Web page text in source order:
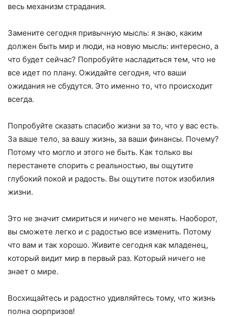
весь механизм страдания.
Замените сегодня привычную мысль: я знаю, каким
должен быть мир и люди, на новую мысль: интересно, а
что будет сейчас? Попробуйте насладиться тем, что не
все идет по плану. Ожидайте сегодня, что ваши
ожидания не сбудутся. Это именно то, что происходит
всегда.
Попробуйте сказать спасибо жизни за то, что у вас есть.
За ваше тело, за вашу жизнь, за ваши финансы. Почему?
Потому что могло и этого не быть. Как только вы
перестанете спорить с реальностью, вы ощутите
глубокий покой и радость. Вы ощутите поток изобилия
жизни.
Это не значит смириться и ничего не менять. Наоборот,
вы сможете легко и с радостью все изменить. Потому
что вам и так хорошо. Живите сегодня как младенец,
который видит мир в первый раз. Который ничего не
знает о мире.
Восхищайтесь и радостно удивляйтесь тому, что жизнь
полна сюрпризов!